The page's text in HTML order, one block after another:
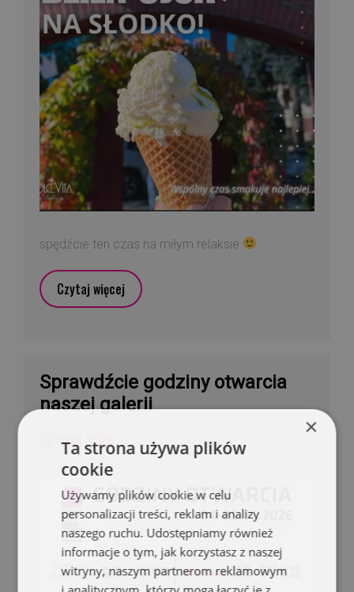
spędźcie ten czas na miłym relaksie
Czytaj więcej
Sprawdźcie godziny otwarcia
naszej galerii
22 maja 2026
×
Ta strona używa plików
cookie
Używamy plików cookie w celu
personalizacji treści, reklam i analizy
naszego ruchu. Udostępniamy również
informacje o tym, jak korzystasz z naszej
witryny, naszym partnerom reklamowym